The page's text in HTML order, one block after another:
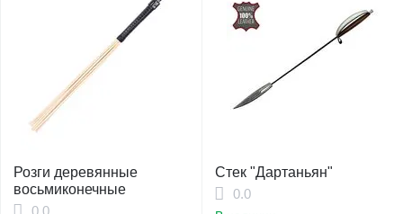
Розги деревянные
восьмиконечные
0.0
Стек "Дартаньян"
0.0